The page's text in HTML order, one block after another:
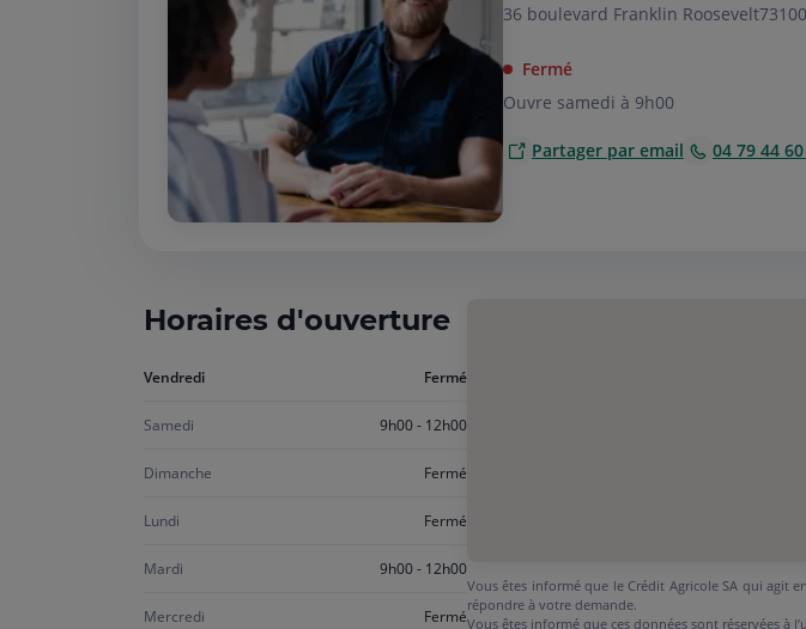
36 boulevard Franklin Roosevelt
Fermé
Ouvre samedi à 9h00
Partager par email 04 79 44
Horaires d'ouverture
VendrediAujourd'hui
Fermé
Samedi 9h00 - 12h00
Dimanche Fermé
Lundi Fermé
Mardi 9h00 - 12h00
Mercredi Fermé
Vous êtes informé que le Crédit Agricole SA qui agit
répondre à votre demande.
Vous êtes informé que ces données sont réservées à